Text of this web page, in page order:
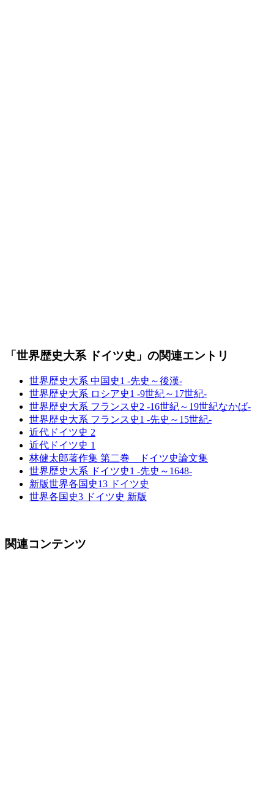
「世界歴史大系 ドイツ史」の関連エントリ
世界歴史大系 中国史1 -先史～後漢-
世界歴史大系 ロシア史1 -9世紀～17世紀-
世界歴史大系 フランス史2 -16世紀～19世紀なかば-
世界歴史大系 フランス史1 -先史～15世紀-
近代ドイツ史 2
近代ドイツ史 1
林健太郎著作集 第二巻 ドイツ史論文集
世界歴史大系 ドイツ史1 -先史～1648-
新版世界各国史13 ドイツ史
世界各国史3 ドイツ史 新版
関連コンテンツ